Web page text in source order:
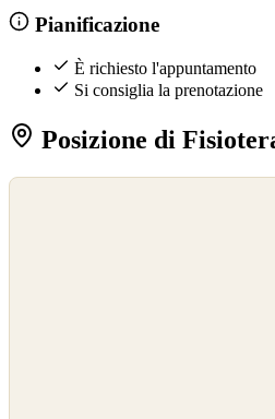
Pianificazione
È richiesto l'appuntamento
Si consiglia la prenotazione
Posizione di